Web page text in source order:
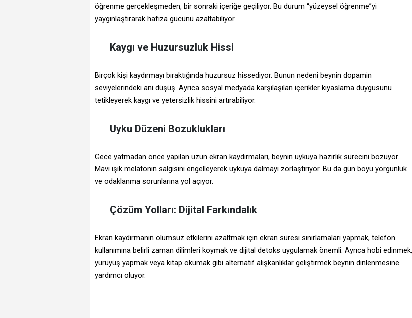
öğrenme gerçekleşmeden, bir sonraki içeriğe geçiliyor. Bu durum “yüzeysel öğrenme”yi
yaygınlaştırarak hafıza gücünü azaltabiliyor.
Kaygı ve Huzursuzluk Hissi
Birçok kişi kaydırmayı bıraktığında huzursuz hissediyor. Bunun nedeni beynin dopamin
seviyelerindeki ani düşüş. Ayrıca sosyal medyada karşılaşılan içerikler kıyaslama duygusunu
tetikleyerek kaygı ve yetersizlik hissini artırabiliyor.
Uyku Düzeni Bozuklukları
Gece yatmadan önce yapılan uzun ekran kaydırmaları, beynin uykuya hazırlık sürecini bozuyor.
Mavi ışık melatonin salgısını engelleyerek uykuya dalmayı zorlaştırıyor. Bu da gün boyu yorgunluk
ve odaklanma sorunlarına yol açıyor.
Çözüm Yolları: Dijital Farkındalık
Ekran kaydırmanın olumsuz etkilerini azaltmak için ekran süresi sınırlamaları yapmak, telefon
kullanımına belirli zaman dilimleri koymak ve dijital detoks uygulamak önemli. Ayrıca hobi edinmek,
yürüyüş yapmak veya kitap okumak gibi alternatif alışkanlıklar geliştirmek beynin dinlenmesine
yardımcı oluyor.